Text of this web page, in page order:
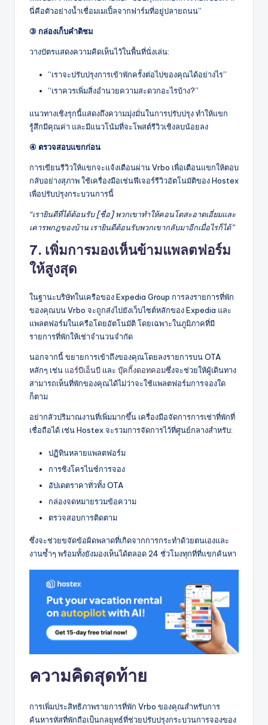
นี่คือตัวอย่างน้ำเชื่อมเมเปิ้ลจากฟาร์มที่อยู่ปลายถนน”
③ กล่องเก็บคำติชม
วางบัตรแสดงความคิดเห็นไว้ในพื้นที่นั่งเล่น:
“เราจะปรับปรุงการเข้าพักครั้งต่อไปของคุณได้อย่างไร”
“เราควรเพิ่มสิ่งอำนวยความสะดวกอะไรบ้าง?”
แนวทางเชิงรุกนี้แสดงถึงความมุ่งมั่นในการปรับปรุง ทำให้แขก
รู้สึกมีคุณค่า และมีแนวโน้มที่จะโพสต์รีวิวเชิงลบน้อยลง
④ ตรวจสอบแขกก่อน
การเขียนรีวิวให้แขกจะแจ้งเตือนผ่าน Vrbo เพื่อเตือนแขกให้ตอบ
กลับอย่างสุภาพ ใช้เครื่องมือเช่นฟีเจอร์รีวิวอัตโนมัติของ Hostex
เพื่อปรับปรุงกระบวนการนี้
“เรายินดีที่ได้ต้อนรับ [ชื่อ] พวกเขาทำให้คอนโดสะอาดเอี่ยมและ
เคารพกฎของบ้าน เรายินดีต้อนรับพวกเขากลับมาอีกเมื่อไรก็ได้”
7. เพิ่มการมองเห็นข้ามแพลตฟอร์ม
ให้สูงสุด
ในฐานะบริษัทในเครือของ Expedia Group การลงรายการที่พัก
ของคุณบน Vrbo จะถูกส่งไปยังเว็บไซต์หลักของ Expedia และ
แพลตฟอร์มในเครือโดยอัตโนมัติ โดยเฉพาะในภูมิภาคที่มี
รายการที่พักให้เช่าจำนวนจำกัด
นอกจากนี้ ขยายการเข้าถึงของคุณโดยลงรายการบน OTA
หลักๆ เช่น แอร์บีเอ็นบี และ บุ๊คกิ้งดอทคอมซึ่งจะช่วยให้ผู้เดินทาง
สามารถเห็นที่พักของคุณได้ไม่ว่าจะใช้แพลตฟอร์มการจองใด
ก็ตาม
อย่ากลัวปริมาณงานที่เพิ่มมากขึ้น เครื่องมือจัดการการเช่าที่พักที่
เชื่อถือได้ เช่น Hostex จะรวมการจัดการไว้ที่ศูนย์กลางสำหรับ:
ปฏิทินหลายแพลตฟอร์ม
การซิงโครไนซ์การจอง
อัปเดตราคาทั่วทั้ง OTA
กล่องจดหมายรวมข้อความ
ตรวจสอบการติดตาม
ซึ่งจะช่วยขจัดข้อผิดพลาดที่เกิดจากการกระทำด้วยตนเองและ
งานซ้ำๆ พร้อมทั้งยังมองเห็นได้ตลอด 24 ชั่วโมงทุกที่ที่แขกค้นหา
ความคิดสุดท้าย
การเพิ่มประสิทธิภาพรายการที่พัก Vrbo ของคุณสำหรับการ
ค้นหารหัสที่พักถือเป็นกลยุทธ์ที่ช่วยปรับปรุงกระบวนการจองของ